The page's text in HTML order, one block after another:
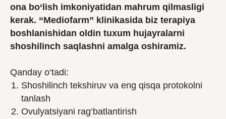
ona bo‘lish imkoniyatidan mahrum qilmasligi
kerak. “Mediofarm” klinikasida biz terapiya
boshlanishidan oldin tuxum hujayralarni
shoshilinch saqlashni amalga oshiramiz.
Qanday o‘tadi:
Shoshilinch tekshiruv va eng qisqa protokolni
tanlash
Ovulyatsiyani rag‘batlantirish